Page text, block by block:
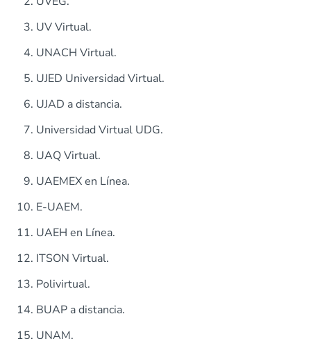
UV Virtual.
UNACH Virtual.
UJED Universidad Virtual.
UJAD a distancia.
Universidad Virtual UDG.
UAQ Virtual.
UAEMEX en Línea.
E-UAEM.
UAEH en Línea.
ITSON Virtual.
Polivirtual.
BUAP a distancia.
UNAM.